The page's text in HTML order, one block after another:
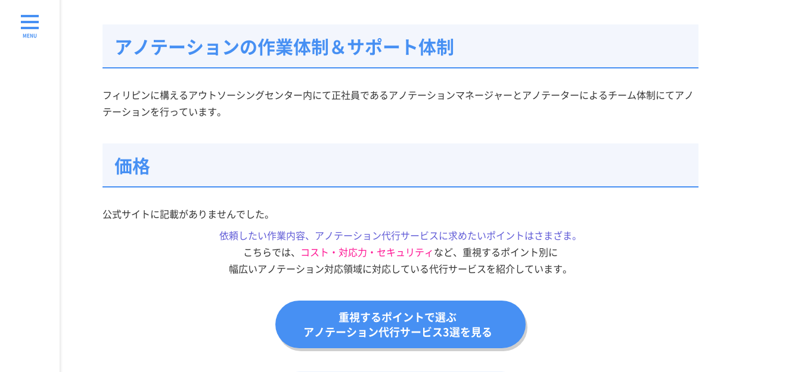
MENU アノテーションの作業体制＆サポート体制
フィリピンに構えるアウトソーシングセンター内にて正社員であるアノテーションマネージャーとアノテーターによるチーム体制にてアノ
テーションを行っています。
価格
公式サイトに記載がありませんでした。
依頼したい作業内容、アノテーション代行サービスに求めたいポイントはさまざま。
こちらでは、 コスト・対応力・セキュリティなど、 重視するポイント別に
幅広いアノテーション対応領域に対応している代行サービスを紹介しています。
重視するポイントで選ぶ
アノテーション代行サービス3選を見る